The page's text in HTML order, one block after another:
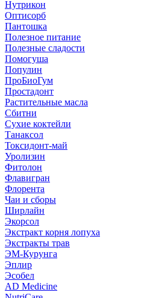
Нутрикон
Оптисорб
Пантошка
Полезное питание
Полезные сладости
Помогуша
Популин
ПроБиоГум
Простадонт
Растительные масла
Сбитни
Сухие коктейли
Танаксол
Токсидонт-май
Уролизин
Фитолон
Флавигран
Флорента
Чаи и сборы
Ширлайн
Экорсол
Экстракт корня лопуха
Экстракты трав
ЭМ-Курунга
Эплир
Эсобел
AD Medicine